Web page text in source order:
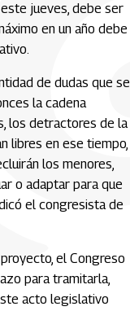
jueves, debe ser
en un año debe
de dudas que se
la cadena
los detractores de la
libres en ese tiempo,
los menores,
o adaptar para que
el congresista de
el Congreso
para tramitarla,
acto legislativo